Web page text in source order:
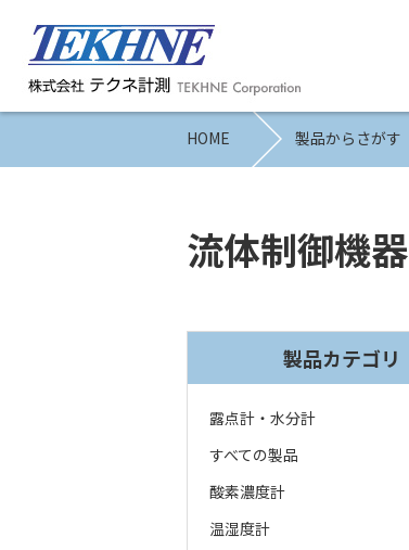
HOME 製品からさがす
流体制御機器
製品カテゴリ
露点計・水分計
すべての製品
酸素濃度計
温湿度計